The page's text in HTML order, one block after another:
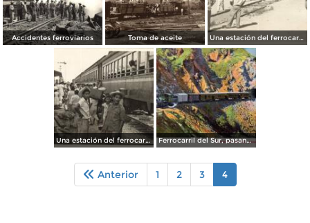
Accidentes ferroviarios Toma de aceite Una estación del ferrocarril
Una estación del ferrocarril Ferrocarril del Sur, pasando por un túnel
Anterior 1 2 3 4